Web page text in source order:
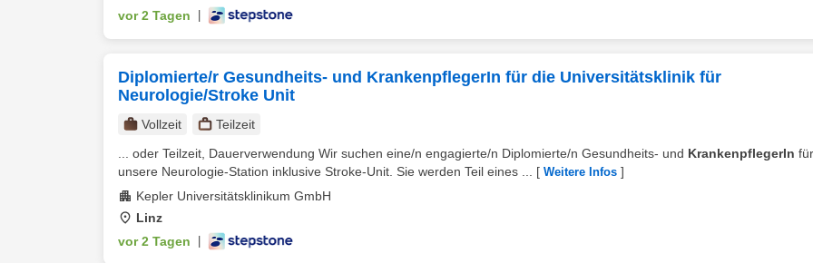
vor 2 Tagen
Diplomierte/r Gesundheits- und KrankenpflegerIn für die Universitätsklinik für
Neurologie/Stroke Unit
Vollzeit
Teilzeit
... oder Teilzeit, Dauerverwendung Wir suchen eine/n engagierte/n Diplomierte/n Gesundheits- und KrankenpflegerIn für
unsere Neurologie-Station inklusive Stroke-Unit. Sie werden Teil eines ...
[ Weitere Infos ]
Kepler Universitätsklinikum GmbH
Linz
vor 2 Tagen